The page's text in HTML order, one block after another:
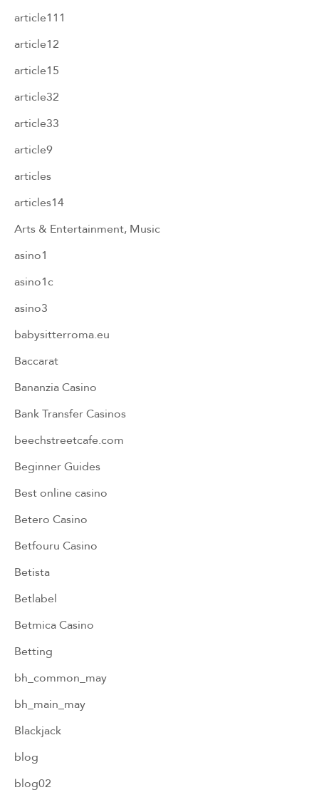
article111
article12
article15
article32
article33
article9
articles
articles14
Arts & Entertainment, Music
asino1
asino1c
asino3
babysitterroma.eu
Baccarat
Bananzia Casino
Bank Transfer Casinos
beechstreetcafe.com
Beginner Guides
Best online casino
Betero Casino
Betfouru Casino
Betista
Betlabel
Betmica Casino
Betting
bh_common_may
bh_main_may
Blackjack
blog
blog02